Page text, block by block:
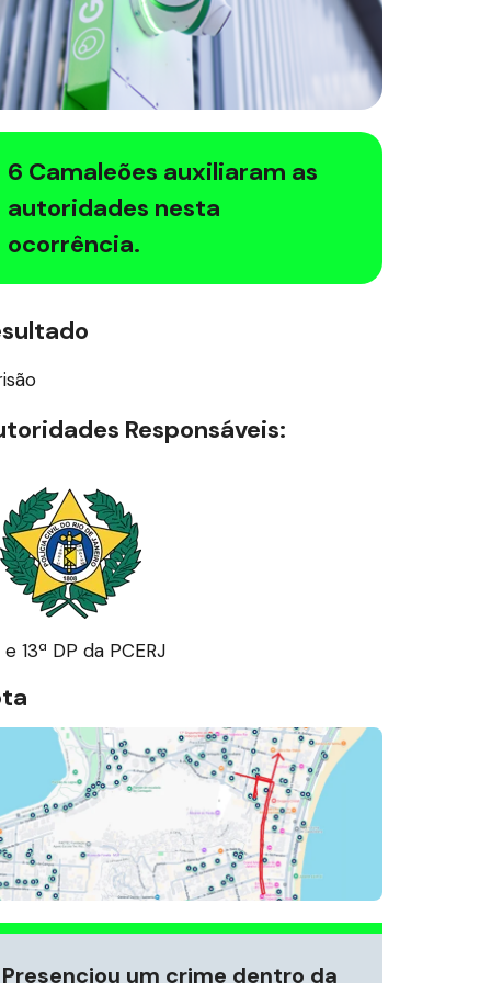
6 Camaleões auxiliaram as
autoridades nesta
ocorrência.
Responsáveis:
e 13ª DP da PCERJ
Presenciou um crime dentro da